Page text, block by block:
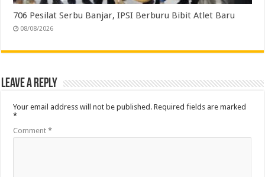
706 Pesilat Serbu Banjar, IPSI Berburu Bibit Atlet Baru
08/08/2026
Leave a Reply
Your email address will not be published. Required fields are marked
*
Comment*